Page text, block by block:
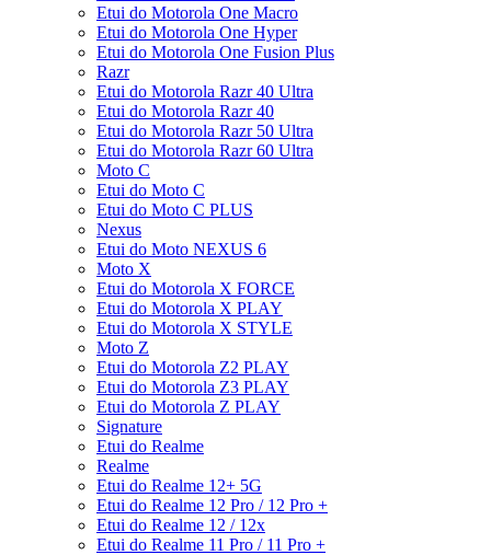
Etui do Motorola One Macro
Etui do Motorola One Hyper
Etui do Motorola One Fusion Plus
Razr
Etui do Motorola Razr 40 Ultra
Etui do Motorola Razr 40
Etui do Motorola Razr 50 Ultra
Etui do Motorola Razr 60 Ultra
Moto C
Etui do Moto C
Etui do Moto C PLUS
Nexus
Etui do Moto NEXUS 6
Moto X
Etui do Motorola X FORCE
Etui do Motorola X PLAY
Etui do Motorola X STYLE
Moto Z
Etui do Motorola Z2 PLAY
Etui do Motorola Z3 PLAY
Etui do Motorola Z PLAY
Signature
Etui do Realme
Realme
Etui do Realme 12+ 5G
Etui do Realme 12 Pro / 12 Pro +
Etui do Realme 12 / 12x
Etui do Realme 11 Pro / 11 Pro +